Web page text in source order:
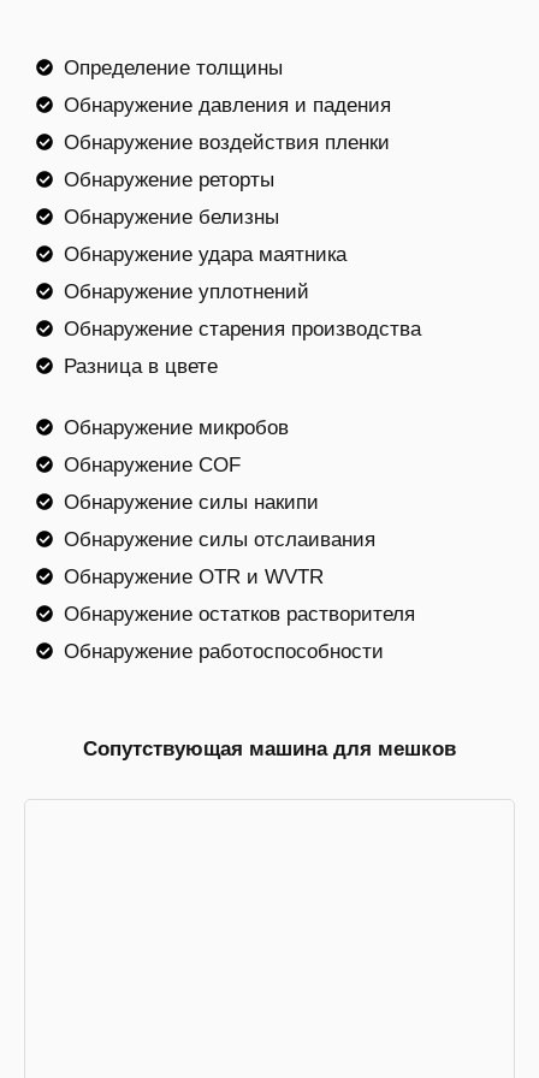
Определение толщины
Обнаружение давления и падения
Обнаружение воздействия пленки
Обнаружение реторты
Обнаружение белизны
Обнаружение удара маятника
Обнаружение уплотнений
Обнаружение старения производства
Разница в цвете
Обнаружение микробов
Обнаружение COF
Обнаружение силы накипи
Обнаружение силы отслаивания
Обнаружение OTR и WVTR
Обнаружение остатков растворителя
Обнаружение работоспособности
Сопутствующая машина для мешков